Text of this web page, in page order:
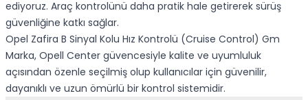
ediyoruz. Araç kontrolünü daha pratik hale getirerek sürüş
güvenliğine katkı sağlar.
Opel Zafira B Sinyal Kolu Hız Kontrolü (Cruise Control) Gm
Marka, Opell Center güvencesiyle kalite ve uyumluluk
açısından özenle seçilmiş olup kullanıcılar için güvenilir,
dayanıklı ve uzun ömürlü bir kontrol sistemidir.